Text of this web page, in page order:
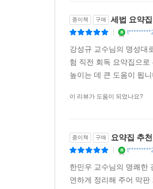
공인중개사 시험안내
출제경향분석
제1편 민법총칙
제5장 법률행위의 무효와 취소
제6장 조건과 기한
제2편 물권법
종이책 구매 세법 요약집
강성규 교수님의 명성대
험 직전 회독 요약집으
높이는 데 큰 도움이 됩
이 리뷰가 도움이 되었나요?
종이책 구매 요약집 추천
한민우 교수님의 명쾌한
연하게 정리해 주어 막